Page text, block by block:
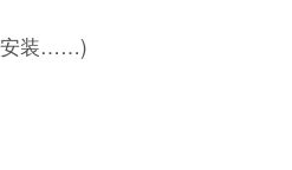
安装……)